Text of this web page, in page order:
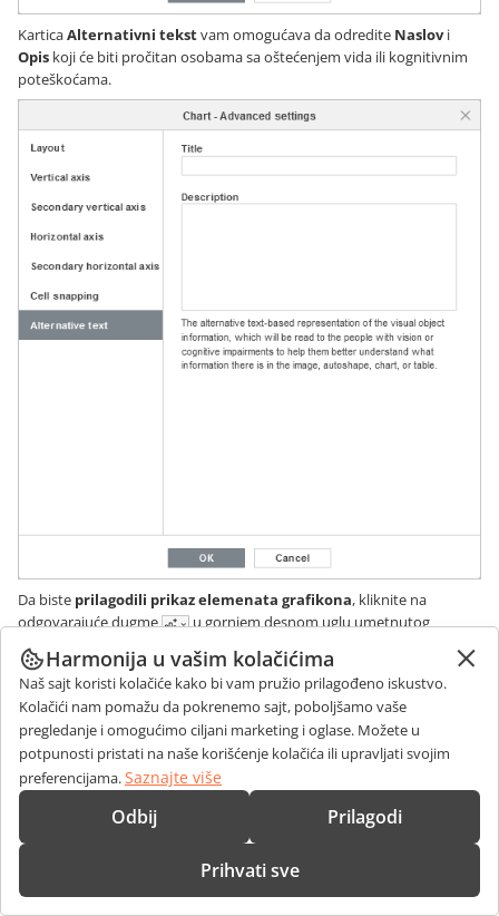
KarticaAlternativni tekstvam omogućava da odredite Naslovi
Opis koji će biti pročitan osobama sa oštećenjem vida ili kognitivnim
poteškoćama.
Da biste prilagodili prikaz elemenata grafikona, kliknite na
odgovarajuće dugme
u gornjem desnom uglu umetnutog
grafikona i označite/odznačite elemente koje želite da
prikažete/sakrijete.
Harmonija u vašim kolačićima
Naš sajt koristi kolačiće kako bi vam pružio prilagođeno iskustvo.
Kolačići nam pomažu da pokrenemo sajt, poboljšamo vaše
pregledanje i omogućimo ciljani marketing i oglase. Možete u
potpunosti pristati na naše korišćenje kolačića ili upravljati svojim
preferencijama.Saznajte više
Odbij Prilagodi
Prihvati sve